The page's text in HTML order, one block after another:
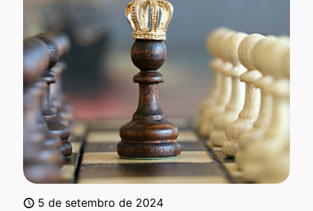
5 de setembro de 2024